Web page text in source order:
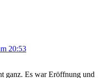
20:53
ganz. Es war Eröffnung und